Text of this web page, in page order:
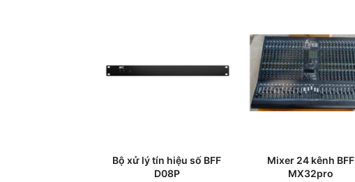
THÊM VÀO GIỎ HÀNG
Bộ xử lý tín hiệu số BFF
D08P
THÊM VÀO GIỎ HÀNG
Mixer 24 kênh BFF
MX32pro